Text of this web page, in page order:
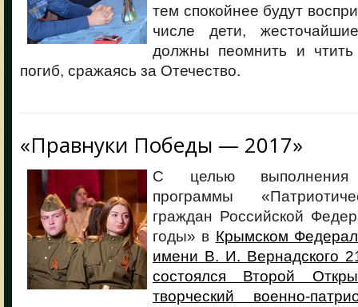
тем спокойнее будут
числе дети,
должны пеомнить и
погиб, сражаясь за Отечество.
«Правнуки Победы — 2017»
С целью выполнения
программы
граждан Российской
годы» в Крымском
имени В. И. Вернадского
состоялся Второй
творческий военно-